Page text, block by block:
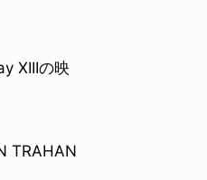
XIIIの映
TRAHAN